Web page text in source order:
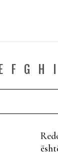
E F G H